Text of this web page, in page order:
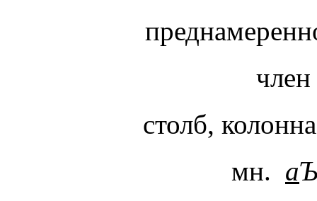
член
столб,
мн. а